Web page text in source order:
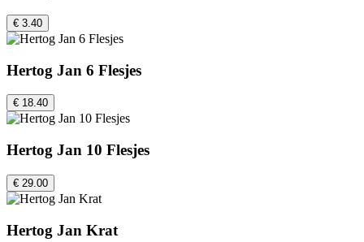
€ 3.40
Hertog Jan 6 Flesjes
€ 18.40
Hertog Jan 10 Flesjes
€ 29.00
Hertog Jan Krat